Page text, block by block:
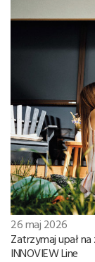
26 maj 2026
Zatrzymaj upał
INNOVIEW Line